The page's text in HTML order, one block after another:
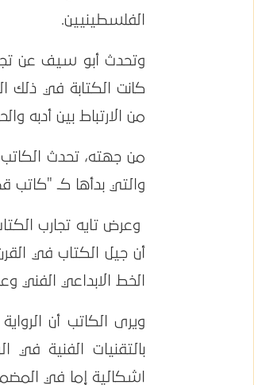
الفلسطينيين.
كانت الكتابة في ذلك
من الارتباط بين أدبه
والتي بدأها كـ "كاتب
وعرض تايه تجارب
أن جيل الكتاب في
الخط الابداعي الفني
ويرى الكاتب أن
بالتقنيات الفنية
اشكالية إما في